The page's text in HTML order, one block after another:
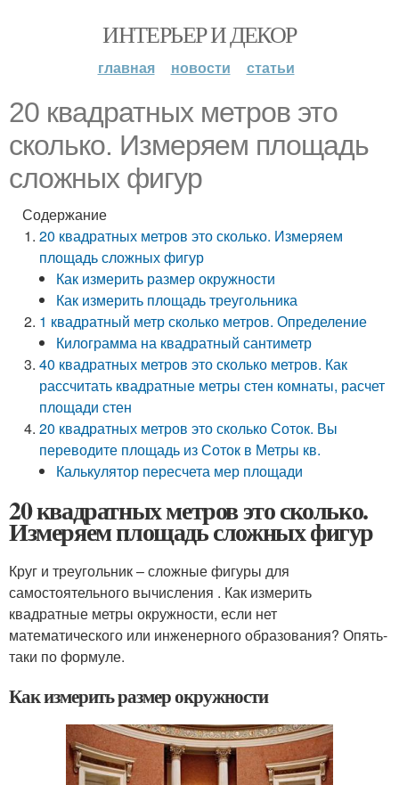
ИНТЕРЬЕР И ДЕКОР
главная новости статьи
20 квадратных метров это
сколько. Измеряем площадь
сложных фигур
Содержание
20 квадратных метров это сколько. Измеряем
площадь сложных фигур
Как измерить размер окружности
Как измерить площадь треугольника
1 квадратный метр сколько метров. Определение
Килограмма на квадратный сантиметр
40 квадратных метров это сколько метров. Как
рассчитать квадратные метры стен комнаты, расчет
площади стен
20 квадратных метров это сколько Соток. Вы
переводите площадь из Соток в Метры кв.
Калькулятор пересчета мер площади
20 квадратных метров это сколько.
Измеряем площадь сложных фигур
Круг и треугольник – сложные фигуры для
самостоятельного вычисления . Как измерить
квадратные метры окружности, если нет
математического или инженерного образования? Опять-
таки по формуле.
Как измерить размер окружности